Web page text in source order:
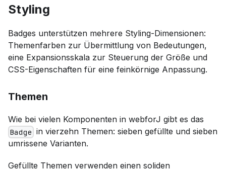
Styling
Badges unterstützen mehrere Styling-Dimensionen:
Themenfarben zur Übermittlung von Bedeutungen,
eine Expansionsskala zur Steuerung der Größe und
CSS-Eigenschaften für eine feinkörnige Anpassung.
Themen
Wie bei vielen Komponenten in webforJ gibt es das
Badge in vierzehn Themen: sieben gefüllte und sieben
umrissene Varianten.
Gefüllte Themen verwenden einen soliden